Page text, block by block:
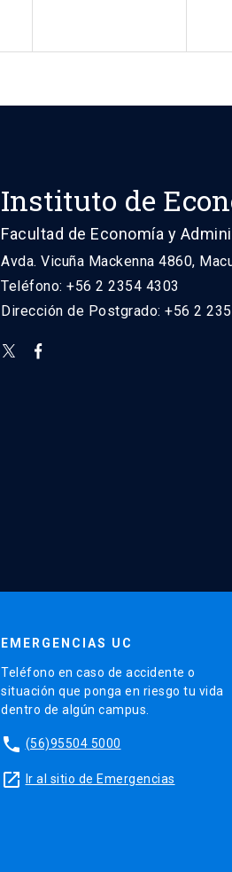
Instituto de
Facultad de Economía y
Avda. Vicuña Mackenna 4860,
Teléfono: +56 2 2354 4303
Dirección de Postgrado: +56 2
EMERGENCIAS UC
Teléfono en caso de accidente o
situación que ponga en riesgo tu vida
dentro de algún campus.
phone (56)95504 5000
launch Ir al sitio de Emergencias